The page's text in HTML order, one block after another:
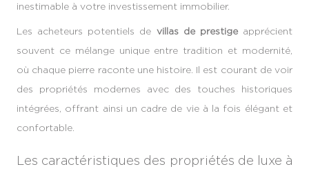
inestimable à votre investissement immobilier.
Les acheteurs potentiels de villas de prestigeapprécient
souvent ce mélange unique entre tradition et modernité,
où chaque pierre raconte une histoire. Il est courant de voir
des propriétés modernes avec des touches historiques
intégrées, offrant ainsi un cadre de vie à la fois élégant et
confortable.
Les caractéristiques des propriétés de luxe à